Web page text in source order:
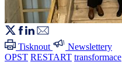
Tisknout
Newslettery
OPST RESTART transformace